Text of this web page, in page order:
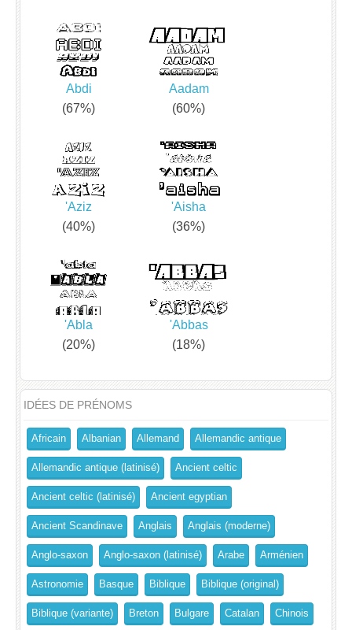
Abdi
(67%)
Aadam
(60%)
'Aziz
(40%)
'Aisha
(36%)
'Abla
(20%)
'Abbas
(18%)
IDÉES DE PRÉNOMS
Africain Albanian Allemand Allemandic antique
Allemandic antique (latinisé) Ancient celtic
Ancient celtic (latinisé) Ancient egyptian
Ancient Scandinave Anglais Anglais (moderne)
Anglo-saxon Anglo-saxon (latinisé) Arabe Arménien
Astronomie Basque Biblique Biblique (original)
Biblique (variante) Breton Bulgare Catalan Chinois